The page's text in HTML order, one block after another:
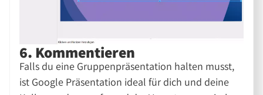
6. Kommentieren
Falls du eine Gruppenpräsentation halten musst,
ist Google Präsentation ideal für dich und deine